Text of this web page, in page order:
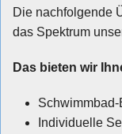
Die nachfolgende
das Spektrum
Das bieten wir
Schwimmbad-
Individuelle